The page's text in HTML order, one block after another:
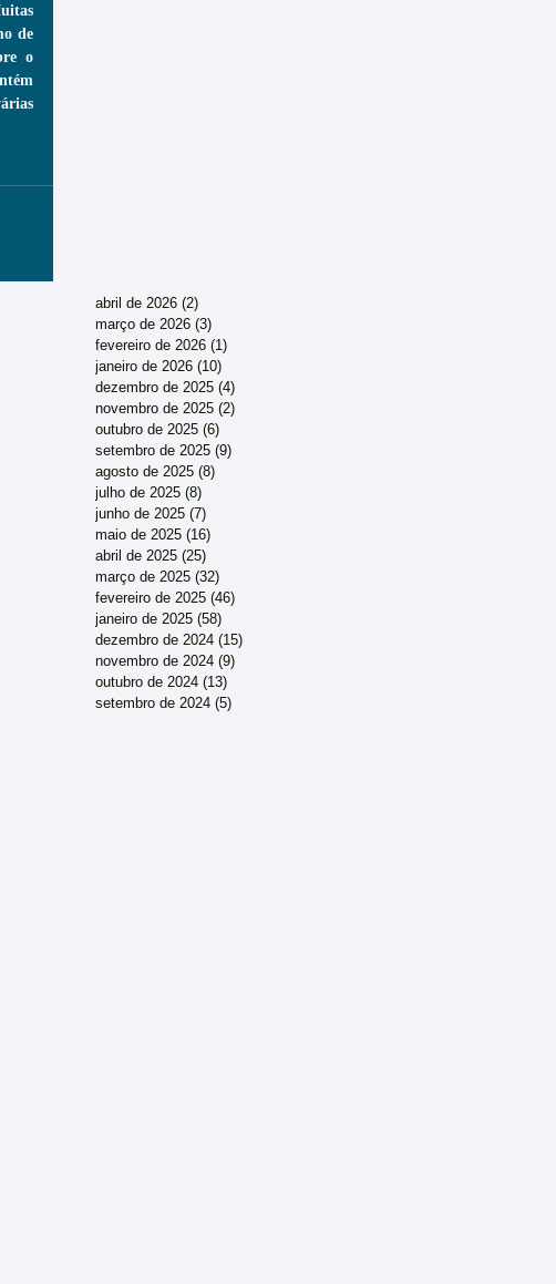
de
o
abril de 2026 (2)
março de 2026 (3)
fevereiro de 2026 (1)
janeiro de 2026 (10)
dezembro de 2025 (4)
novembro de 2025 (2)
outubro de 2025 (6)
setembro de 2025 (9)
agosto de 2025 (8)
julho de 2025 (8)
junho de 2025 (7)
maio de 2025 (16)
abril de 2025 (25)
março de 2025 (32)
fevereiro de 2025 (46)
janeiro de 2025 (58)
dezembro de 2024 (15)
novembro de 2024 (9)
outubro de 2024 (13)
setembro de 2024 (5)